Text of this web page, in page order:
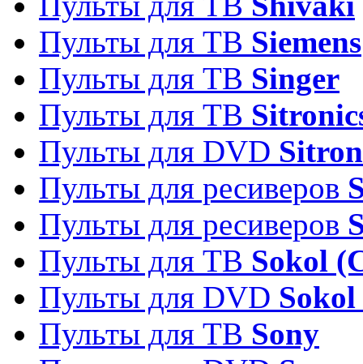
Пульты для ТВ Siemens
Пульты для ТВ Singer
Пульты для ТВ
Пульты для DVD
Пульты для ресиверов
Пульты для ресиверов
Пульты для ТВ Sokol
Пульты для DVD
Пульты для ТВ Sony